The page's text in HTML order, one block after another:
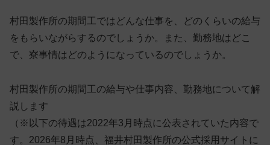
村田製作所の期間工ではどんな仕事を、どのくらいの給与
をもらいながらするのでしょうか。また、勤務地はどこ
で、寮事情はどのようになっているのでしょうか。
村田製作所の期間工の給与や仕事内容、勤務地について解
説します
（※以下の待遇は2022年3月時点に公表されていた内容で
す。2026年8月時点、福井村田製作所の公式採用サイトに